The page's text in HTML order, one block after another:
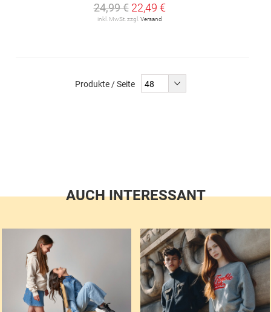
24,99 € 22,49 €
inkl. MwSt. zzgl. Versand
Produkte / Seite
AUCH INTERESSANT